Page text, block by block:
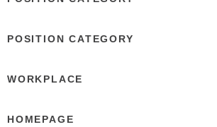
POSITION CATEGORY
WORKPLACE
HOMEPAGE